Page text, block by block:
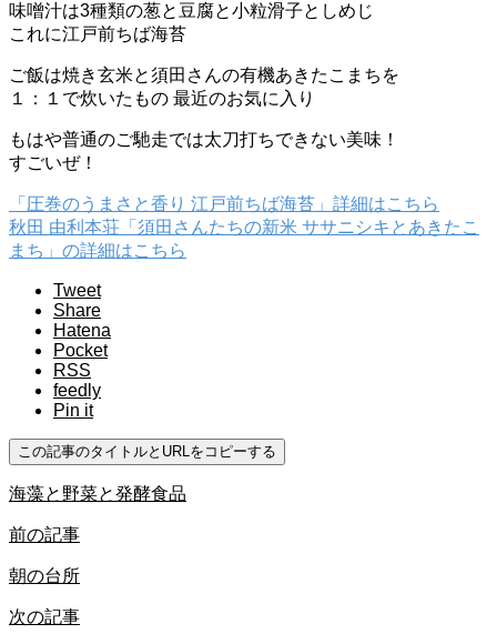
味噌汁は3種類の葱と豆腐と小粒滑子としめじ
これに江戸前ちば海苔
ご飯は焼き玄米と須田さんの有機あきたこまちを
１：１で炊いたもの 最近のお気に入り
もはや普通のご馳走では太刀打ちできない美味！
すごいぜ！
「圧巻のうまさと香り 江戸前ちば海苔」詳細はこちら
秋田 由利本荘「須田さんたちの新米 ササニシキとあきたこ
まち」の詳細はこちら
Tweet
Share
Hatena
Pocket
RSS
feedly
Pin it
この記事のタイトルとURLをコピーする
海藻と野菜と発酵食品
前の記事
朝の台所
次の記事